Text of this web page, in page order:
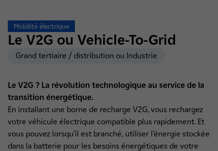
Mobilité électrique
Le V2G ou Vehicle-To-Grid
Grand tertiaire / distribution ou Industrie
Le V2G ? La révolution technologique au service de la
transition énergétique.
En installant une borne de recharge V2G, vous rechargez
votre véhicule électrique compatible plus rapidement. Et
vous pouvez lorsqu’il est branché, utiliser l’énergie stockée
dans la batterie pour les besoins énergétiques de votre